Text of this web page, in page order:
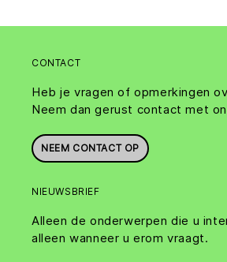
CONTACT
Heb je vragen of opmerkingen
Neem dan gerust contact met
NEEM CONTACT OP
NIEUWSBRIEF
Alleen de onderwerpen die u
alleen wanneer u erom vraagt.